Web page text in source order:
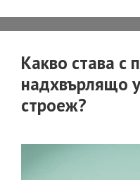
Какво става с
надхвърлящо
строеж?